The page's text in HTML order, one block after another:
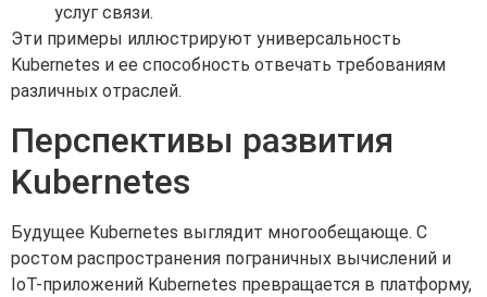
услуг связи.
Эти примеры иллюстрируют универсальность
Kubernetes и ее способность отвечать требованиям
различных отраслей.
Перспективы развития
Kubernetes
Будущее Kubernetes выглядит многообещающе. С
ростом распространения пограничных вычислений и
IoT-приложений Kubernetes превращается в платформу,